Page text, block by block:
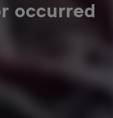
occurred